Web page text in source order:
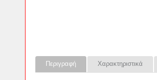
Περιγραφή Χαρακτηριστικά